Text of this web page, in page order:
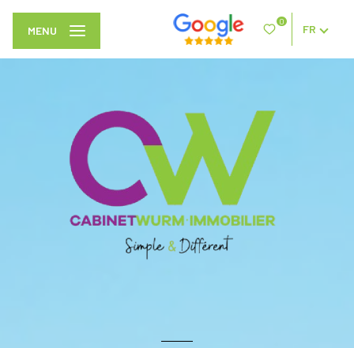
0
FR
MENU